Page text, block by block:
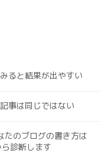
ると結果が出やすい
事は同じではない
たのブログの書き方は
診断します